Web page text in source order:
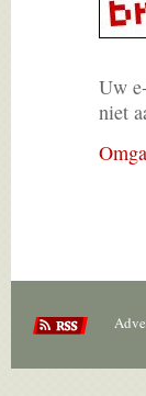
Uw
niet